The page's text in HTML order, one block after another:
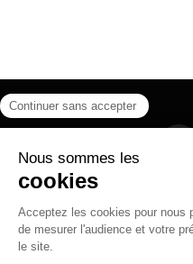
POLITIQUE DE